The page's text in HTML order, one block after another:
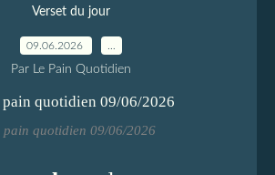
Verset du jour
09.06.2026
Par Le Pain Quotidien
pain quotidien 09/06/2026